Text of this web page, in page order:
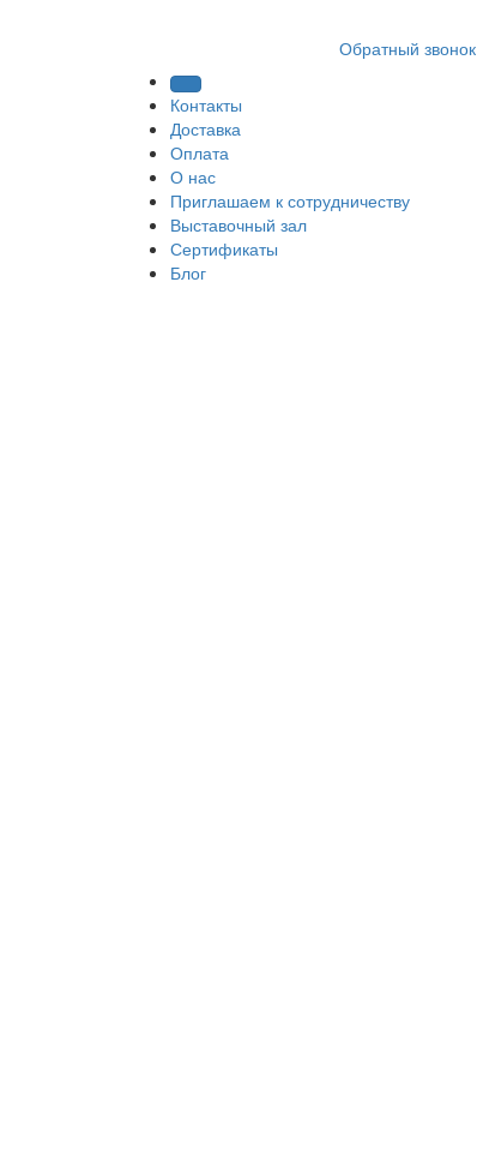
Обратный звонок
Контакты
Доставка
Оплата
О нас
Приглашаем к сотрудничеству
Выставочный зал
Сертификаты
Блог